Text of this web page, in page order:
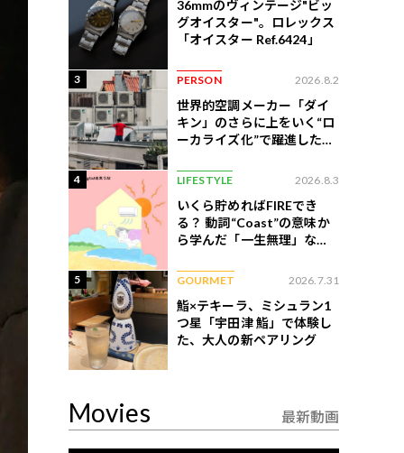
36mmのヴィンテージ"ビッ
グオイスター"。ロレックス
「オイスター Ref.6424」
3 PERSON 2026.8.2
世界的空調メーカー「ダイ
キン」のさらに上をいく“ロ
ーカライズ化”で躍進したイ
4 LIFESTYLE 2026.8.3
いくら貯めればFIREでき
る？ 動詞“Coast”の意味か
ら学んだ「一生無理」な切
5 GOURMET 2026.7.31
鮨×テキーラ、ミシュラン1
つ星「宇田津 鮨」で体験し
た、大人の新ペアリング
Movies 最新動画